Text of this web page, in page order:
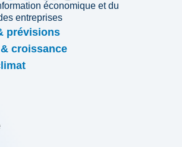
économique et du
entreprises
prévisions
croissance